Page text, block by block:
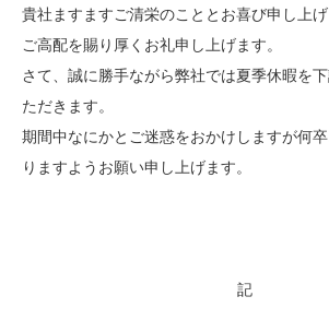
貴社ますますご清栄のこととお喜び申し上
ご高配を賜り厚くお礼申し上げます。
さて、誠に勝手ながら弊社では夏季休暇を
ただきます。
期間中なにかとご迷惑をおかけしますが何
りますようお願い申し上げます。
記